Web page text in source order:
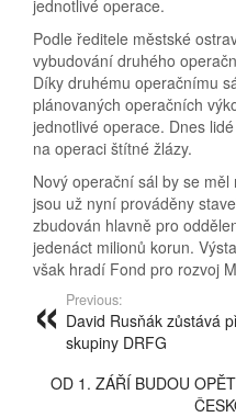
jednotlivé operace.
Podle ředitele městské
vybudování druhého
Díky druhému operačnímu
plánovaných operačních
jednotlivé operace. Dnes
na operaci štítné žlázy.
Nový operační sál by se
jsou už nyní prováděny
zbudován hlavně pro
jedenáct milionů korun.
však hradí Fond pro rozvoj
Previous:
David Rusňák zůstává
skupiny DRFG
OD 1. ZÁŘÍ BUDOU